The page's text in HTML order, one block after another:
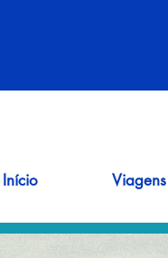
Início Viagens